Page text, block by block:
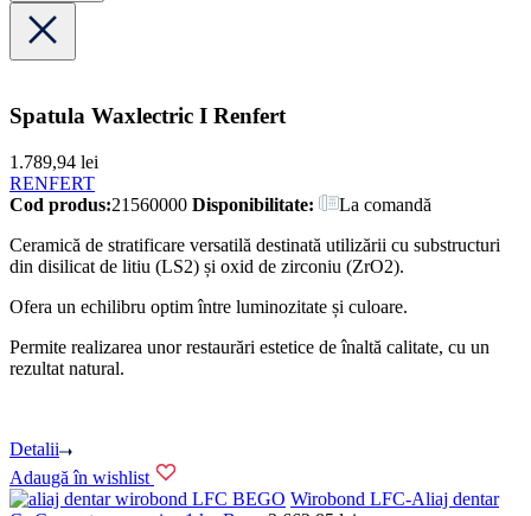
Spatula Waxlectric I Renfert
1.789,94 lei
RENFERT
Cod produs:21560000 Disponibilitate:
La comandă
Ceramică de stratificare versatilă destinată utilizării cu substructuri
din disilicat de litiu (LS2) și oxid de zirconiu (ZrO2).
Ofera un echilibru optim între luminozitate și culoare.
Permite realizarea unor restaurări estetice de înaltă calitate, cu un
rezultat natural.
Detalii
Adaugă în wishlist
BEGO Wirobond LFC-Aliaj dentar